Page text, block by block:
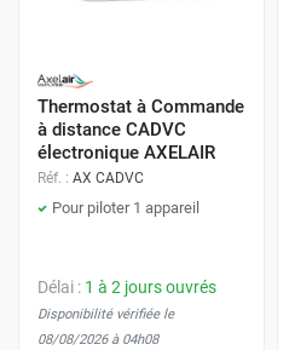
Thermostat à Commande
à distance CADVC
électronique AXELAIR
Réf. : AX CADVC
Pour piloter 1 appareil
Délai : 1 à 2 jours ouvrés
Disponibilité vérifiée le
08/08/2026 à 04h08